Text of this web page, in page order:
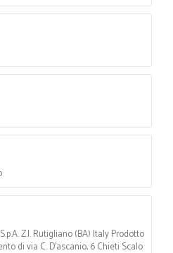
Z.I. Rutigliano (BA) Italy Prodotto
di via C. D'ascanio, 6 Chieti Scalo